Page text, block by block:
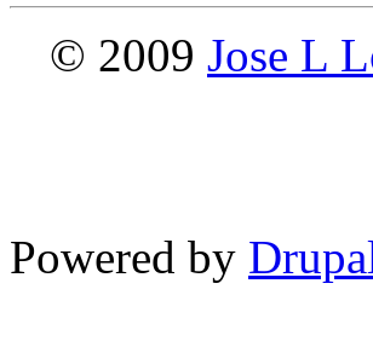
© 2009 Jose L
Powered by